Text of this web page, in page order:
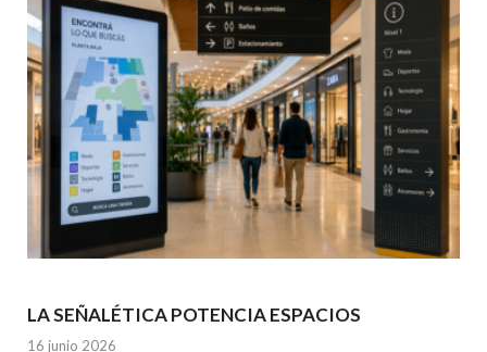
LA SEÑALÉTICA POTENCIA ESPACIOS
16 junio 2026